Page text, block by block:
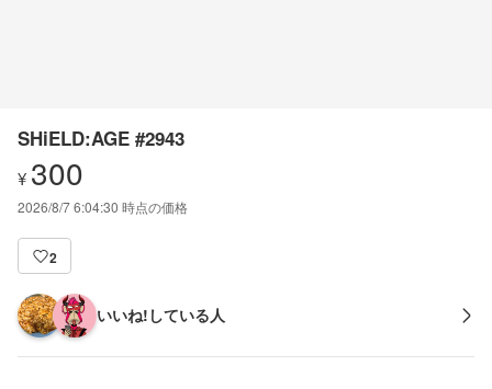
SHiELD:AGE #2943
¥ 300
2026/8/7 6:04:30 時点の価格
2
いいね!している人